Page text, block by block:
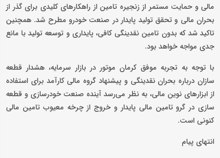
مالی و حمایت مستمر از زنجیره تامین از راهکارهای کلیدی برای گذر از
بحران مالی و تحقق تولید پایدار در صنعت خودرو مطرح شد. همچنین
تاکید شد که بدون تامین نقدینگی کافی، پایداری و توسعه تولید با مانع
جدی مواجه خواهد بود.
با توجه به تجربه موفق کرمان موتور در بازار سرمایه، هشدار قطعه
سازان درباره بحران نقدینگی و پیشنهاد گروه مالی کارآمد برای استفاده
از ابزارهای نوین مالی، به نظر می‌رسد آینده صنعت خودرسازی و قطعه
سازی در گرو تامین مالی پایدار و خروج از چرخه معیوب تامین مالی
کنونی است.
انتهای پیام